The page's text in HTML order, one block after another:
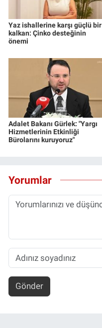
Yaz ishallerine karşı güçlü bir
kalkan: Çinko desteğinin
önemi
Adalet Bakanı Gürlek: "Yargı
Hizmetlerinin Etkinliği
Bürolarını kuruyoruz"
Yorumlar
Gönder